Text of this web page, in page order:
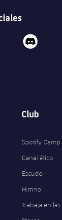
discord
Club
Spotify
Canal ético
Escudo
Himno
Trabaja en